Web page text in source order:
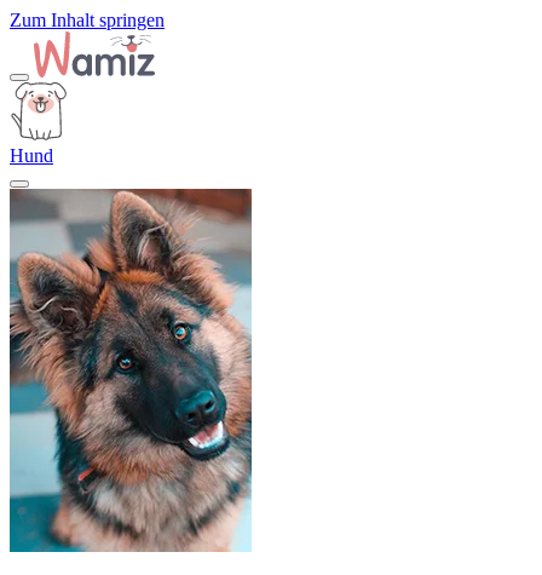
Zum Inhalt springen
Hund